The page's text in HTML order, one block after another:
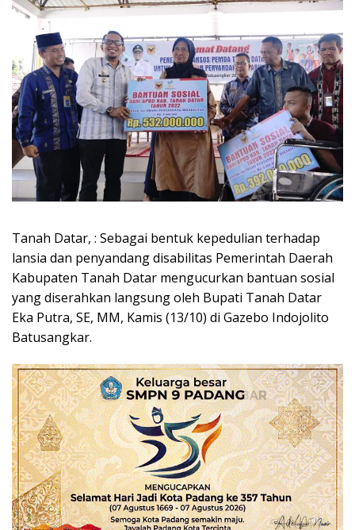
Tanah Datar, : Sebagai bentuk kepedulian terhadap
lansia dan penyandang disabilitas Pemerintah Daerah
Kabupaten Tanah Datar mengucurkan bantuan sosial
yang diserahkan langsung oleh Bupati Tanah Datar
Eka Putra, SE, MM, Kamis (13/10) di Gazebo Indojolito
Batusangkar.